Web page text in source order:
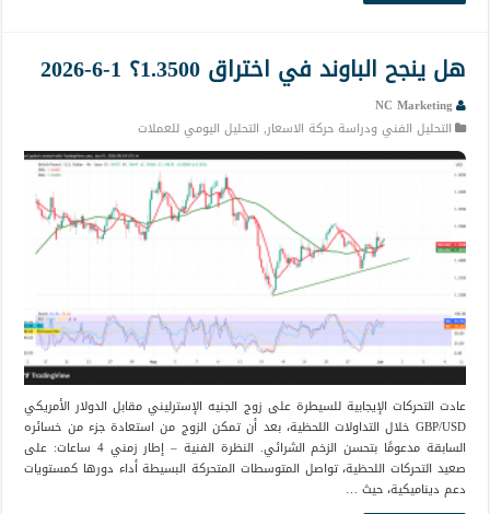
هل ينجح الباوند في اختراق 1.3500؟ 1-6-2026
NC Marketing
التحليل الفني ودراسة حركة الاسعار, التحليل اليومي للعملات
عادت التحركات الإيجابية للسيطرة على زوج الجنيه الإسترليني مقابل الدولار الأمريكي
GBP/USD خلال التداولات اللحظية، بعد أن تمكن الزوج من استعادة جزء من خسائره
السابقة مدعومًا بتحسن الزخم الشرائي. النظرة الفنية – إطار زمني 4 ساعات: على
صعيد التحركات اللحظية، تواصل المتوسطات المتحركة البسيطة أداء دورها كمستويات
دعم ديناميكية، حيث …